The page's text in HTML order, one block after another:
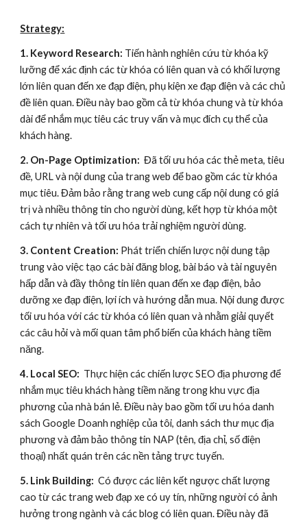
Strategy:
1. Keyword Research: Tiến hành nghiên cứu từ khóa kỹ
lưỡng để xác định các từ khóa có liên quan và có khối lượng
lớn liên quan đến xe đạp điện, phụ kiện xe đạp điện và các chủ
đề liên quan. Điều này bao gồm cả từ khóa chung và từ khóa
dài để nhắm mục tiêu các truy vấn và mục đích cụ thể của
khách hàng.
2. On-Page Optimization: Đã tối ưu hóa các thẻ meta, tiêu
đề, URL và nội dung của trang web để bao gồm các từ khóa
mục tiêu. Đảm bảo rằng trang web cung cấp nội dung có giá
trị và nhiều thông tin cho người dùng, kết hợp từ khóa một
cách tự nhiên và tối ưu hóa trải nghiệm người dùng.
3. Content Creation: Phát triển chiến lược nội dung tập
trung vào việc tạo các bài đăng blog, bài báo và tài nguyên
hấp dẫn và đầy thông tin liên quan đến xe đạp điện, bảo
dưỡng xe đạp điện, lợi ích và hướng dẫn mua. Nội dung được
tối ưu hóa với các từ khóa có liên quan và nhằm giải quyết
các câu hỏi và mối quan tâm phổ biến của khách hàng tiềm
năng.
4. Local SEO: Thực hiện các chiến lược SEO địa phương để
nhắm mục tiêu khách hàng tiềm năng trong khu vực địa
phương của nhà bán lẻ. Điều này bao gồm tối ưu hóa danh
sách Google Doanh nghiệp của tôi, danh sách thư mục địa
phương và đảm bảo thông tin NAP (tên, địa chỉ, số điện
thoại) nhất quán trên các nền tảng trực tuyến.
5. Link Building:Có được các liên kết ngược chất lượng
cao từ các trang web đạp xe có uy tín, những người có ảnh
hưởng trong ngành và các blog có liên quan. Điều này đã